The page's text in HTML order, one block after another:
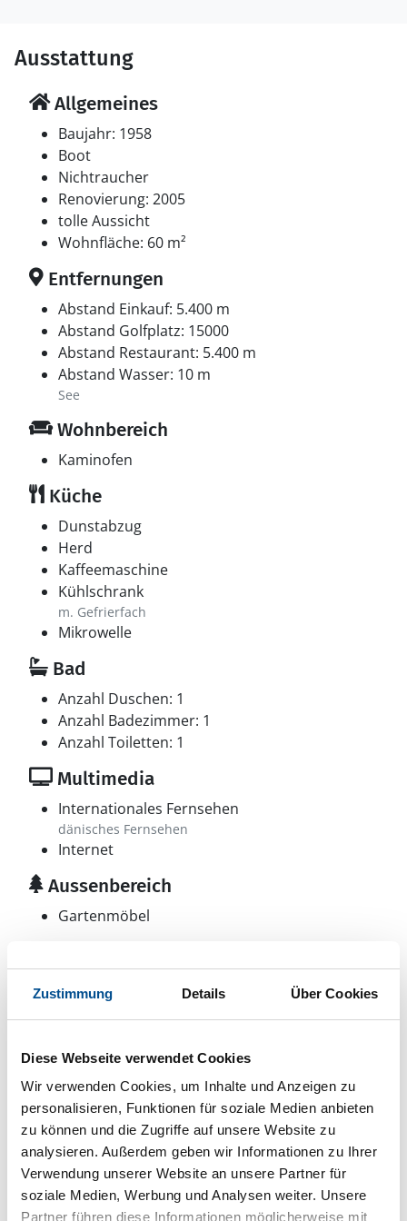
Zustimmung Details Über Cookies
Diese Webseite verwendet Cookies
Wir verwenden Cookies, um Inhalte und Anzeigen zu
personalisieren, Funktionen für soziale Medien anbieten
zu können und die Zugriffe auf unsere Website zu
analysieren. Außerdem geben wir Informationen zu Ihrer
Verwendung unserer Website an unsere Partner für
soziale Medien, Werbung und Analysen weiter. Unsere
Partner führen diese Informationen möglicherweise mit
Ausstattung
Allgemeines
Baujahr: 1958
Boot
Nichtraucher
Renovierung: 2005
tolle Aussicht
Wohnfläche: 60 m²
Entfernungen
Abstand Einkauf: 5.400 m
Abstand Golfplatz: 15000
Abstand Restaurant: 5.400 m
Abstand Wasser: 10 m
See
Wohnbereich
Kaminofen
Küche
Dunstabzug
Herd
Kaffeemaschine
Kühlschrank
m. Gefrierfach
Mikrowelle
Bad
Anzahl Duschen: 1
Anzahl Badezimmer: 1
Anzahl Toiletten: 1
Multimedia
Internationales Fernsehen
dänisches Fernsehen
Internet
Aussenbereich
Gartenmöbel
Energiesparhaus
Kinderhochstuhl
Luft-Luft
Neben- und Verbrauchskosten
Die aktuellen Verbrauchskosten finden Sie im
nächsten Schritt im Buchungsformular.